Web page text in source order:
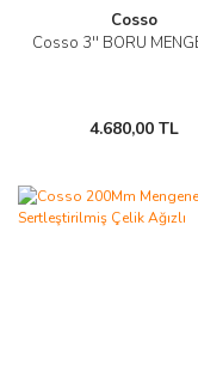
Cosso
Cosso 3'' BORU
4.680,00 TL